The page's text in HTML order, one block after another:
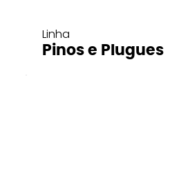
Linha
Pinos e Plugues